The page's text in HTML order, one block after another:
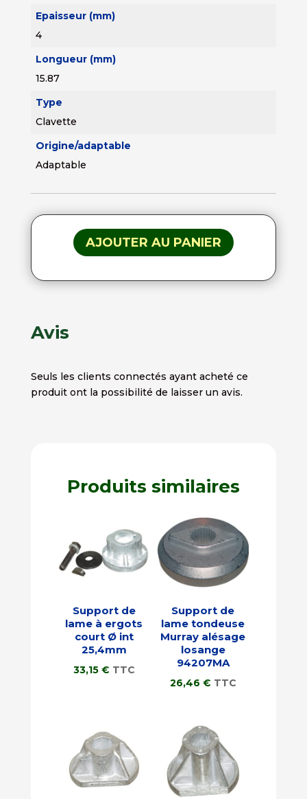
Epaisseur (mm)
4
Longueur (mm)
15.87
Type
Clavette
Origine/adaptable
Adaptable
AJOUTER AU PANIER
Avis
Seuls les clients connectés ayant acheté ce
produit ont la possibilité de laisser un avis.
Produits similaires
Support de
lame à ergots
court Ø int
25,4mm
33,15 € TTC
Support de
lame tondeuse
Murray alésage
losange
94207MA
26,46 € TTC